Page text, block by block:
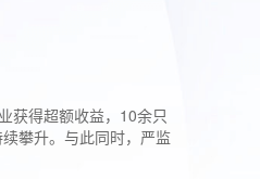
获得超额收益，10余只
攀升。与此同时，严监